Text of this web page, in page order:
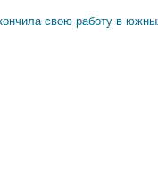
свою работу в